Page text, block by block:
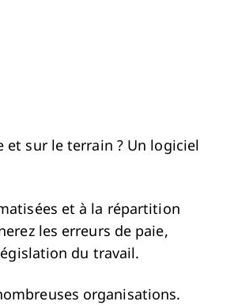
et sur le terrain ? Un logiciel
et à la répartition
les erreurs de paie,
du travail.
organisations.